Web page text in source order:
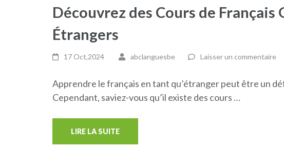
Découvrez des Cours de
Étrangers
17 Oct,2024 abclanguesbe Laisser un commentaire
Apprendre le français en tant qu’étranger peut être un
Cependant, saviez-vous qu’il existe des cours …
LIRE LA SUITE